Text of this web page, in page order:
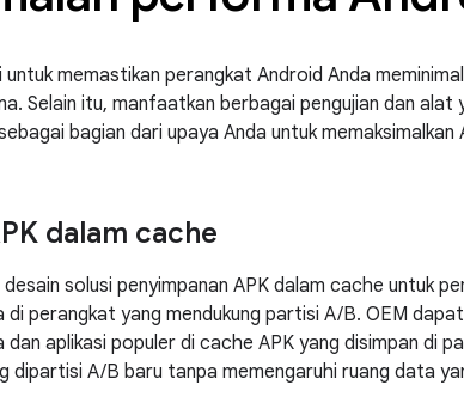
untuk memastikan perangkat Android Anda
Selain itu, manfaatkan berbagai pengujian dan alat
bagian dari upaya Anda untuk memaksimalkan
dalam cache
desain solusi penyimpanan APK dalam cache untuk
di perangkat yang mendukung partisi A/B. OEM
aplikasi populer di cache APK yang disimpan di
dipartisi A/B baru tanpa memengaruhi ruang data